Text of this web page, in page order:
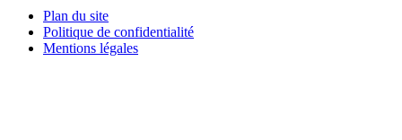
Plan du site
Politique de confidentialité
Mentions légales